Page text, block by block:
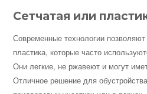
Сетчатая или
Современные технологии позволяют
пластика, которые часто
Они легкие, не ржавеют и могут
Отличное решение для